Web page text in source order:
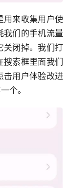
用来收集用户使
我们的手机流量
关闭掉。我们打
索框里面我们
击用户体验改进
个。